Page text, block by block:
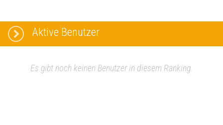
Aktive Benutzer
Es gibt noch keinen Benutzer in diesem Ranking.